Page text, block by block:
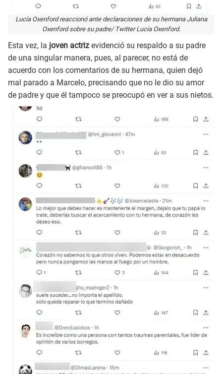
Lucía Oxenford reaccionó ante declaraciones de su hermana Juliana
Oxenford sobre su padre/ Twitter Lucía Oxenford.
Esta vez, la joven actriz evidenció su respaldo a su padre
de una singular manera, pues, al parecer, no está de
acuerdo con los comentarios de su hermana, quien dejó
mal parado a Marcelo, precisando que no le dio su amor
de padre y que él tampoco se preocupó en ver a sus nietos.